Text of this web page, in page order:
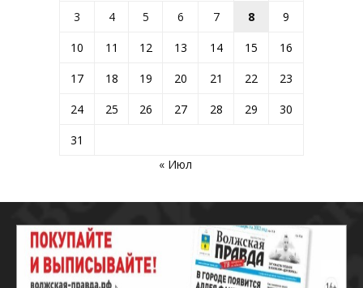
3
4 5 6 7 8
9
10
11 12 13 14 15
16
17
18 19 20 21 22
23
24
25 26 27 28 29
30
31
« Июл